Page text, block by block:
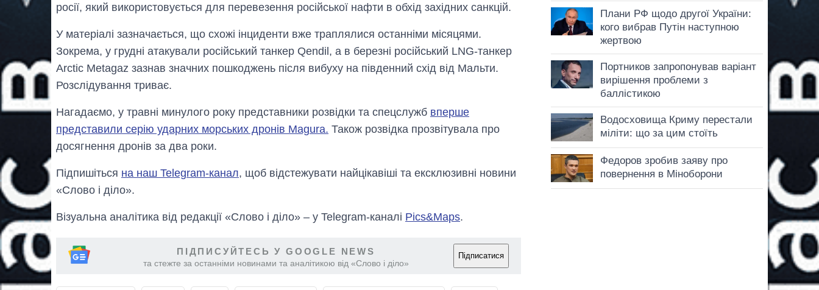
росії, який використовується для перевезення російської нафти в обхід західних санкцій.
У матеріалі зазначається, що схожі інциденти вже траплялися останніми місяцями.
Зокрема, у грудні атакували російський танкер Qendil, а в березні російський LNG-танкер
Arctic Metagaz зазнав значних пошкоджень після вибуху на південний схід від Мальти.
Розслідування триває.
Нагадаємо, у травні минулого року представники розвідки та спецслужб вперше
представили серію ударних морських дронів Magura. Також розвідка прозвітувала про
досягнення дронів за два роки.
Підпишіться на наш Telegram-канал, щоб відстежувати найцікавіші та ексклюзивні новини
«Слово і діло».
Візуальна аналітика від редакції «Слово і діло» – у Telegram-каналі Pics&Maps.
ПІДПИСУЙТЕСЬ У GOOGLE NEWS
та стежте за останніми новинами та аналітикою від «Слово і діло»
Підписатися